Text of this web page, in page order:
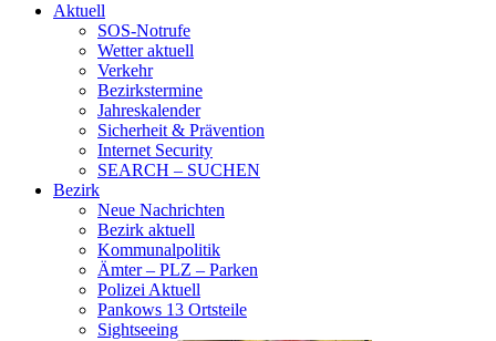
Aktuell
SOS-Notrufe
Wetter aktuell
Verkehr
Bezirkstermine
Jahreskalender
Sicherheit & Prävention
Internet Security
SEARCH – SUCHEN
Bezirk
Neue Nachrichten
Bezirk aktuell
Kommunalpolitik
Ämter – PLZ – Parken
Polizei Aktuell
Pankows 13 Ortsteile
Sightseeing